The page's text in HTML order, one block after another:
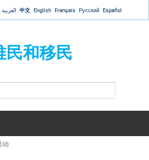
Jump to navigationالعربية 中文 English Français Русский Español
民和移民
动